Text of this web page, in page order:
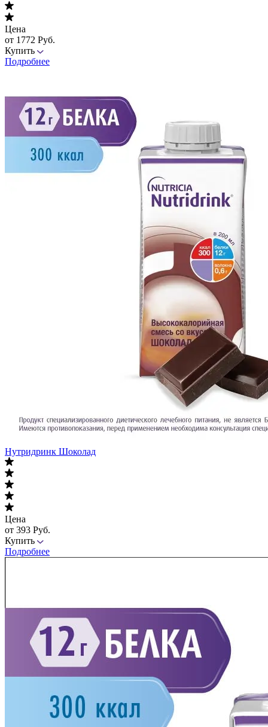
Цена
от 1772 Руб.
Купить
Подробнее
Нутридринк Шоколад
Цена
от 393 Руб.
Купить
Подробнее